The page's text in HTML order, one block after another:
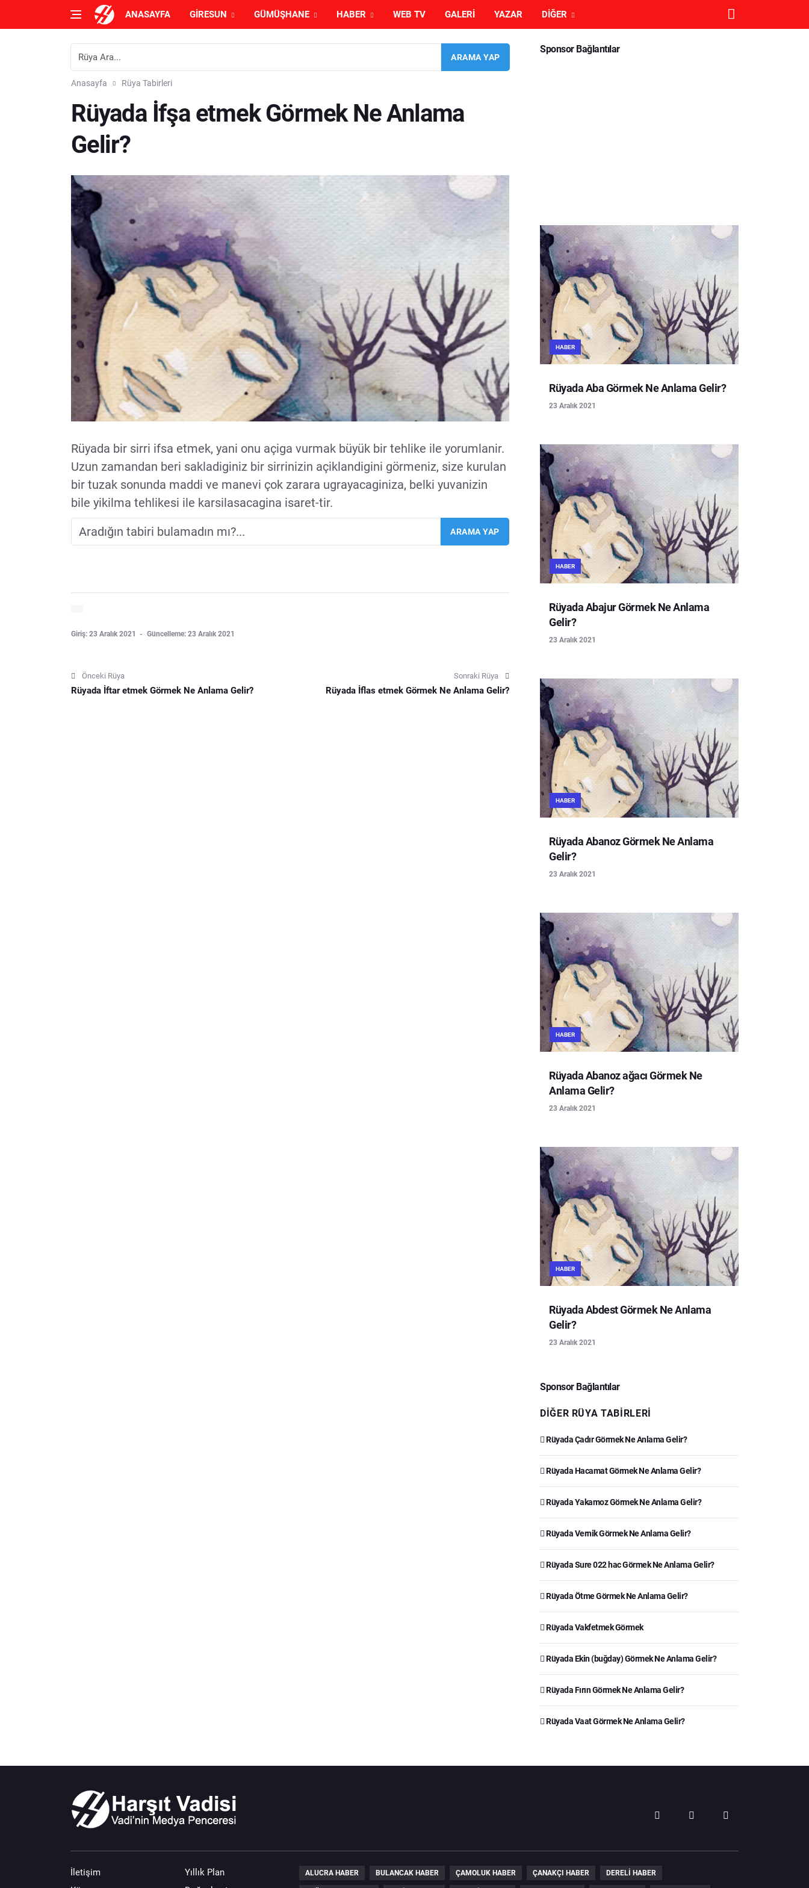
ANASAYFA GIRESUN GÜMÜŞHANE HABER WEB TV GALERI YAZAR DIĞER
Anasayfa Rüya Tabirleri
Rüyada İfşa etmek Görmek Ne Anlama
Gelir?
Rüyada bir sirri ifsa etmek, yani onu açiga vurmak büyük bir tehlike ile yorumlanir.
Uzun zamandan beri sakladiginiz bir sirrinizin açiklandigini görmeniz, size kurulan
bir tuzak sonunda maddi ve manevi çok zarara ugrayacaginiza, belki yuvanizin
bile yikilma tehlikesi ile karsilasacagina isaret-tir.
Giriş: 23 Aralık 2021 Güncelleme: 23 Aralık 2021
Önceki Rüya
Rüyada İftar etmek Görmek Ne Anlama Gelir?
Sonraki Rüya
Rüyada İflas etmek Görmek Ne Anlama Gelir?
Sponsor Bağlantılar
HABER
Rüyada Aba Görmek Ne Anlama Gelir?
23 Aralık 2021
HABER
Rüyada Abajur Görmek Ne Anlama
Gelir?
23 Aralık 2021
HABER
Rüyada Abanoz Görmek Ne Anlama
Gelir?
23 Aralık 2021
HABER
Rüyada Abanoz ağacı Görmek Ne
Anlama Gelir?
23 Aralık 2021
HABER
Rüyada Abdest Görmek Ne Anlama
Gelir?
23 Aralık 2021
Sponsor Bağlantılar
DIĞER RÜYA TABIRLERI
Rüyada Çadır Görmek Ne Anlama Gelir?
Rüyada Hacamat Görmek Ne Anlama Gelir?
Rüyada Yakamoz Görmek Ne Anlama Gelir?
Rüyada Vernik Görmek Ne Anlama Gelir?
Rüyada Sure 022 hac Görmek Ne Anlama Gelir?
Rüyada Ötme Görmek Ne Anlama Gelir?
Rüyada Vakfetmek Görmek
Rüyada Ekin (buğday) Görmek Ne Anlama Gelir?
Rüyada Fırın Görmek Ne Anlama Gelir?
Rüyada Vaat Görmek Ne Anlama Gelir?
İletişim
Yıllık Plan
ALUCRA HABER BULANCAK HABER ÇAMOLUK HABER ÇANAKÇI HABER DERELI HABER